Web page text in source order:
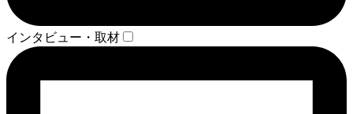
インタビュー・取材